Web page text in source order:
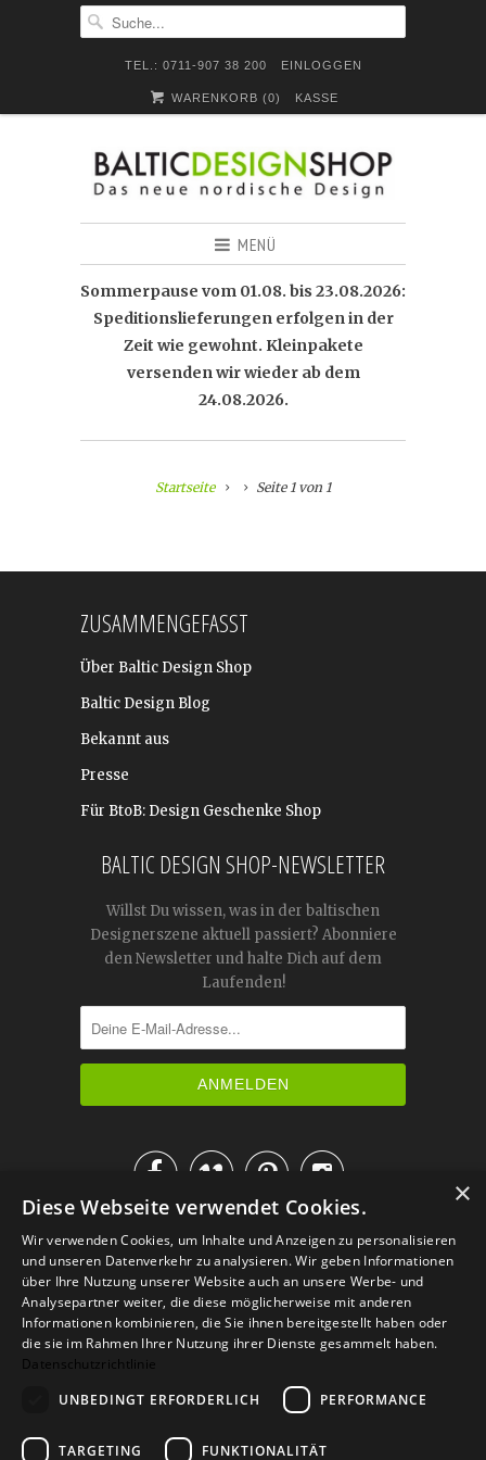
TEL.: 0711-907 38 200 EINLOGGEN
WARENKORB (0) KASSE
MENÜ
Sommerpause vom 01.08. bis 23.08.2026:
Speditionslieferungen erfolgen in der
Zeit wie gewohnt. Kleinpakete
versenden wir wieder ab dem
24.08.2026.
Startseite Seite 1 von 1
ZUSAMMENGEFASST
Über Baltic Design Shop
Baltic Design Blog
Bekannt aus
Presse
Für BtoB: Design Geschenke Shop
BALTIC DESIGN SHOP-NEWSLETTER
Willst Du wissen, was in der baltischen
Designerszene aktuell passiert? Abonniere
den Newsletter und halte Dich auf dem
Laufenden!

IM KATALOG BLÄTTERN
Versand Zahlarten Retoure
×
Diese Webseite verwendet Cookies.
Wir verwenden Cookies, um Inhalte und Anzeigen zu personalisieren
und unseren Datenverkehr zu analysieren. Wir geben Informationen
über Ihre Nutzung unserer Website auch an unsere Werbe- und
Analysepartner weiter, die diese möglicherweise mit anderen
Informationen kombinieren, die Sie ihnen bereitgestellt haben oder
die sie im Rahmen Ihrer Nutzung ihrer Dienste gesammelt haben.
Datenschutzrichtlinie
UNBEDINGT ERFORDERLICH
PERFORMANCE
TARGETING FUNKTIONALITÄT